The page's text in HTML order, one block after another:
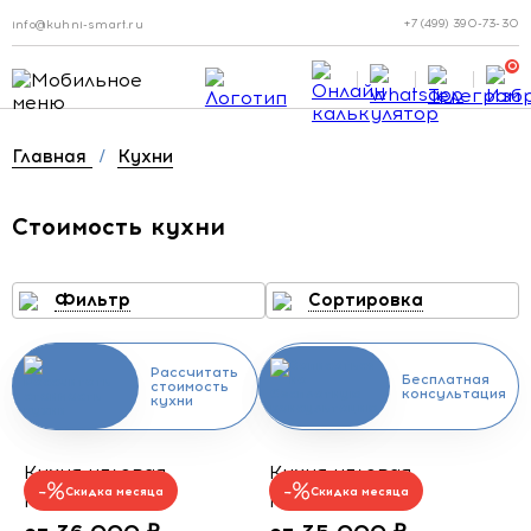
info@kuhni-smart.ru +7 (499) 390-73-30
0
Главная / Кухни
Стоимость кухни
Фильтр Сортировка
Рассчитать
стоимость
кухни
Бесплатная
консультация
Скидка месяца
Кухня угловая
Плавучий дом
Скидка месяца
Кухня угловая
Пломбир